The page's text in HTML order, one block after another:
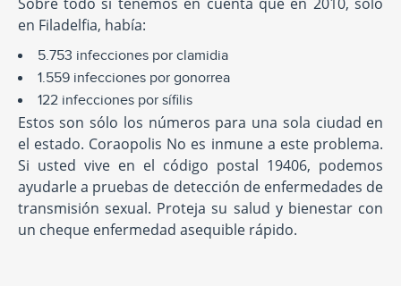
en Filadelfia, había:
5.753 infecciones por clamidia
1.559 infecciones por gonorrea
122 infecciones por sífilis
Estos son sólo los números para una sola ciudad en
el estado. Coraopolis No es inmune a este problema.
Si usted vive en el código postal 19406, podemos
ayudarle a pruebas de detección de enfermedades de
transmisión sexual. Proteja su salud y bienestar con
un cheque enfermedad asequible rápido.